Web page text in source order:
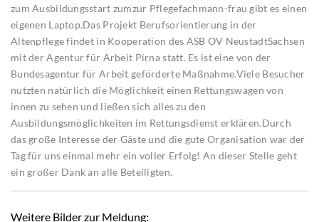
zum Ausbildungsstart zumzur Pflegefachmann-frau gibt es einen
eigenen Laptop.Das Projekt Berufsorientierung in der
Altenpflege findet in Kooperation des ASB OV NeustadtSachsen
mit der Agentur für Arbeit Pirna statt. Es ist eine von der
Bundesagentur für Arbeit geförderte Maßnahme.Viele Besucher
nutzten natürlich die Möglichkeit einen Rettungswagen von
innen zu sehen und ließen sich alles zu den
Ausbildungsmöglichkeiten im Rettungsdienst erklären.Durch
das große Interesse der Gäste und die gute Organisation war der
Tag für uns einmal mehr ein voller Erfolg! An dieser Stelle geht
ein großer Dank an alle Beteiligten.
Weitere Bilder zur Meldung: